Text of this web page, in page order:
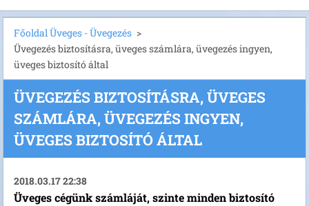
Főoldal Üveges - Üvegezés >
Üvegezés biztosításra, üveges számlára, üvegezés ingyen,
üveges biztosító által
ÜVEGEZÉS BIZTOSÍTÁSRA, ÜVEGES
SZÁMLÁRA, ÜVEGEZÉS INGYEN,
ÜVEGES BIZTOSÍTÓ ÁLTAL
2018.03.17 22:38
Üveges cégünk számláját, szinte minden biztosító